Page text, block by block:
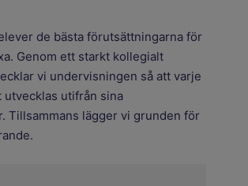
de bästa förutsättningarna för
Genom ett starkt kollegialt
vi undervisningen så att varje
utvecklas utifrån sina
Tillsammans lägger vi grunden för